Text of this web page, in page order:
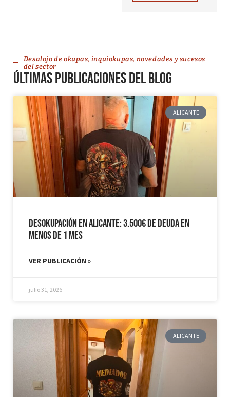
Desalojo de okupas, inquiokupas, novedades y sucesos
del sector
Últimas publicaciones del blog
ALICANTE
Desokupación en Alicante: 3.500€ de Deuda en
Menos de 1 mes
VER PUBLICACIÓN »
julio 31, 2026
ALICANTE